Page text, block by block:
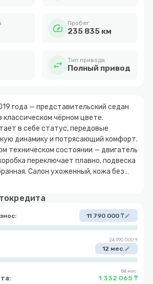
speed Пробег
235 835 км
swap_horiz Тип привода
Полный привод
года — представительский седан
чёрном цвете.
в себе статус, передовые
динамику и потрясающий комфорт.
техническом состоянии — двигатель
переключает плавно, подвеска
Салон ухоженный, кожа без
износа, все электронные системы и
работы выполнены вовремя,
вложений и полностью готов к
по программе Trade-in
с пробегом:
свой старый автомобиль и купить
доплатой. Доплачиваете
11 790 000 ₸edit
24 990 000 ₸
12 мес.edit
84 мес.
1 332 065 ₸